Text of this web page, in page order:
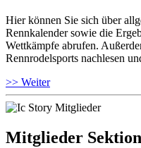
Hier können Sie sich über
Rennkalender sowie die
Wettkämpfe abrufen.
Rennrodelsports nachlesen
>> Weiter
Mitglieder Sektion